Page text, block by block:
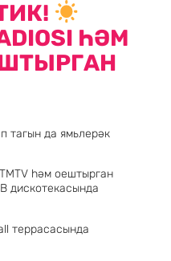
ҺӘМ
тагын да ямьлерәк
ТМТV һәм оештырган
дискотекасында
террасасында